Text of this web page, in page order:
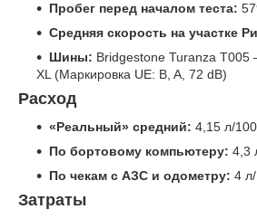
Пробег перед началом теста:
Средняя скорость на участке
Шины: Bridgestone Turanza T005
XL (Маркировка UE: B, A, 72 dB)
Расход
«Реальный» средний: 4,15 л/
По бортовому компьютеру: 4,3
По чекам с АЗС и одометру: 4
Затраты